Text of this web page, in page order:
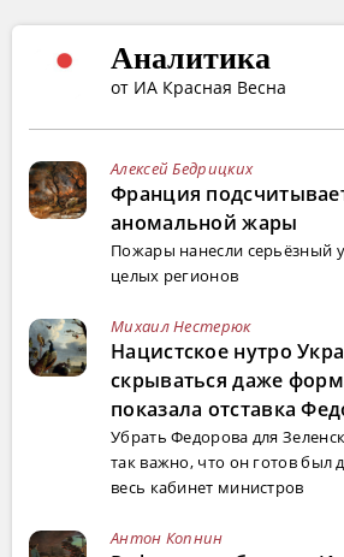
Аналитика
от ИА Красная Весна
Алексей Бедрицких
Франция
аномальной жары
Пожары нанесли серьёзный
целых регионов
Михаил Нестерюк
Нацистское нутро
скрываться даже
показала отставка
Убрать Федорова для
так важно, что он готов был
весь кабинет министров
Антон Копнин